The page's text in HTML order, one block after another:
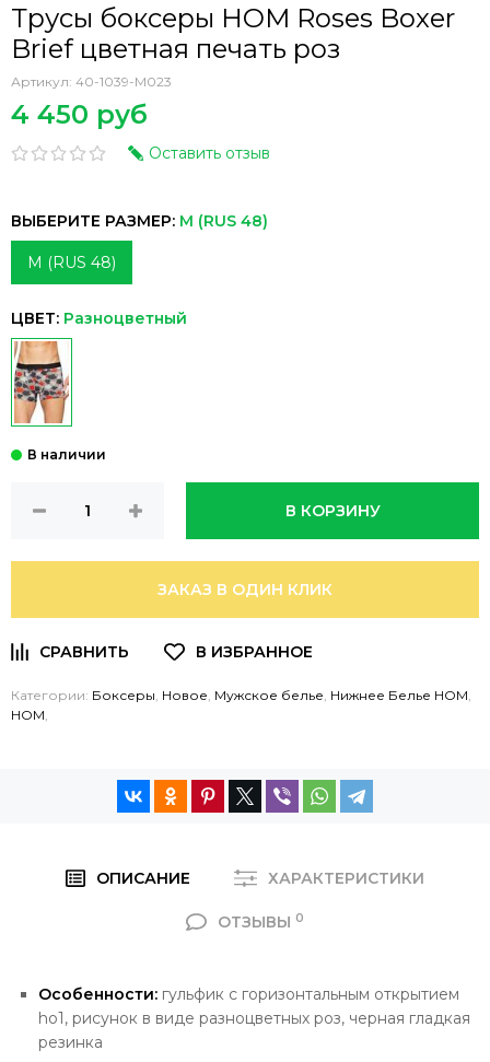
Трусы боксеры HOM Roses Boxer
Brief цветная печать роз
Артикул: 40-1039-M023
4 450 руб
Оставить отзыв
ВЫБЕРИТЕ РАЗМЕР: M (RUS 48)
M (RUS 48)
ЦВЕТ: Разноцветный
В КОРЗИНУ
ЗАКАЗ В ОДИН КЛИК
Категории: Боксеры, Новое, Мужское белье, Нижнее Белье HOM,
HOM,
ОПИСАНИЕ ХАРАКТЕРИСТИКИ
ОТЗЫВЫ 0
Особенности: гульфик с горизонтальным открытием
ho1, рисунок в виде разноцветных роз, черная гладкая
резинка